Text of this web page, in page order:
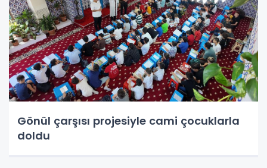
Gönül çarşısı projesiyle cami çocuklarla
doldu